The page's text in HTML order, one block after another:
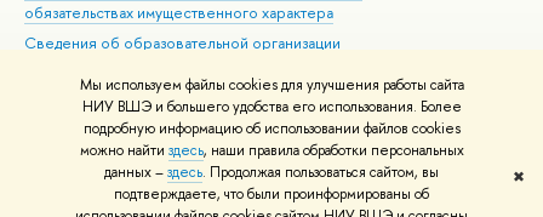
Мы используем файлы cookies для улучшения работы сайта
НИУ ВШЭ и большего удобства его использования. Более
подробную информацию об использовании файлов cookies
можно найти здесь, наши правила обработки персональных
данных –здесь. Продолжая пользоваться сайтом, вы
подтверждаете, что были проинформированы об
✖
обязательствах имущественного характера
Сведения об образовательной организации
Людям с ограниченными возможностями здоровья
Единая платежная страница
Работа в Вышке